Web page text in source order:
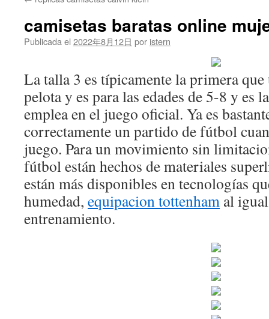
camisetas baratas online
Publicada el 2022年8月12日 por istern
La talla 3 es típicamente la primera que
pelota y es para las edades de 5-8 y es
emplea en el juego oficial. Ya es
correctamente un partido de fútbol
juego. Para un movimiento sin
fútbol están hechos de materiales
están más disponibles en tecnologías
humedad, equipacion tottenham al
entrenamiento.